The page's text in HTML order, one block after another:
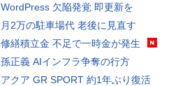
WordPress 欠陥発覚 即更新を
月2万の駐車場代 老後に見直す
修繕積立金 不足で一時金が発生
孫正義 AIインフラ争奪の行方
アクア GR SPORT 約1年ぶり復活